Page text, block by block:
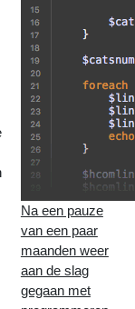
Na een pauze
van een paar
maanden weer
aan de slag
gegaan met